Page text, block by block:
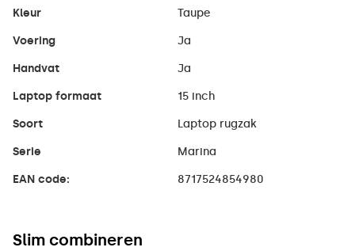
Kleur Taupe
Voering Ja
Handvat Ja
Laptop formaat 15 inch
Soort Laptop rugzak
Serie Marina
EAN code: 8717524854980
Slim combineren